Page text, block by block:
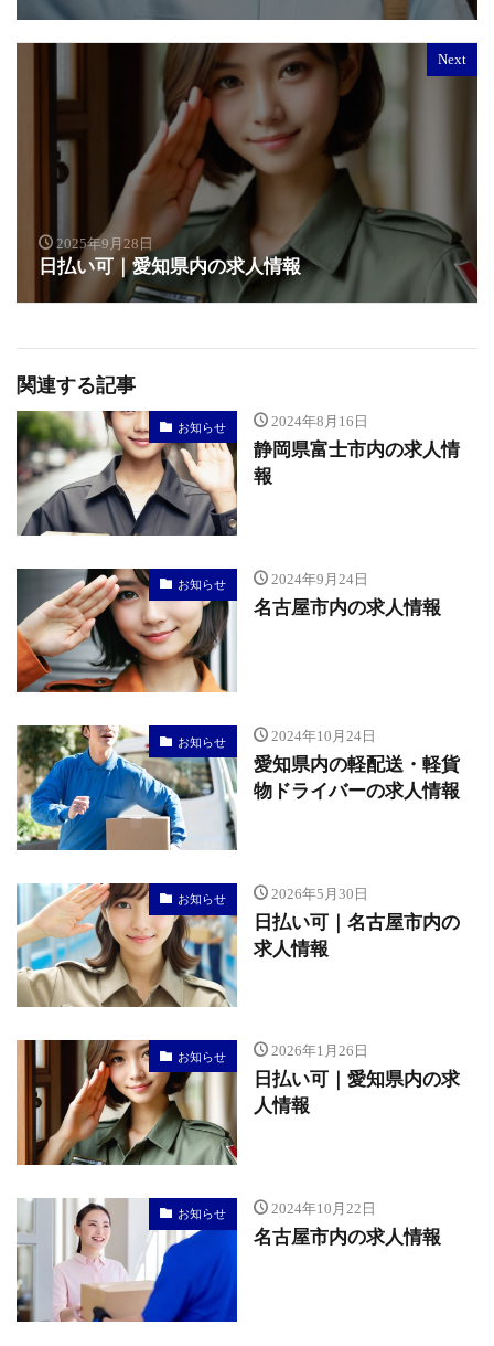
Next
2025年9月28日
日払い可｜愛知県内の求人情報
関連する記事
お知らせ 2024年8月16日
静岡県富士市内の求人情
報
お知らせ 2024年9月24日
名古屋市内の求人情報
お知らせ 2024年10月24日
愛知県内の軽配送・軽貨
物ドライバーの求人情報
お知らせ 2026年5月30日
日払い可｜名古屋市内の
求人情報
お知らせ 2026年1月26日
日払い可｜愛知県内の求
人情報
お知らせ 2024年10月22日
名古屋市内の求人情報